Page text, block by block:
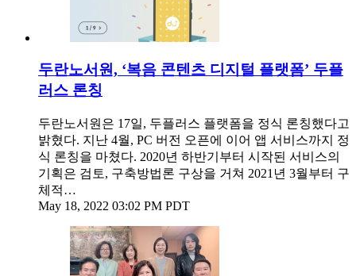
두란노서원, ‘복음 콘텐츠 디지털 플랫폼’ 두플
러스 론칭
두란노서원은 17일, 두플러스 플랫폼을 정식 론칭했다고
밝혔다. 지난 4월, PC 버전 오픈에 이어 앱 서비스까지 정
식 론칭을 마쳤다. 2020년 하반기부터 시작된 서비스의
기획은 검토, 구축방법론 구상을 거쳐 2021년 3월부터 구
체적…
May 18, 2022 03:02 PM PDT